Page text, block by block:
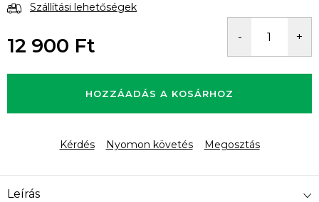
Szállítási lehetőségek
12 900 Ft
HOZZÁADÁS A KOSÁRHOZ
Kérdés Nyomon követés Megosztás
Leírás